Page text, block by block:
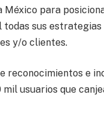
para
sus
y/o clientes.
reconocimientos e
usuarios que